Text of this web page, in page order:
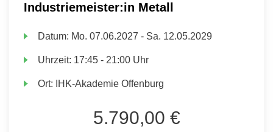
Industriemeister:in Metall
Datum: Mo. 07.06.2027 - Sa. 12.05.2029
Uhrzeit: 17:45 - 21:00 Uhr
Ort: IHK-Akademie Offenburg
5.790,00 €